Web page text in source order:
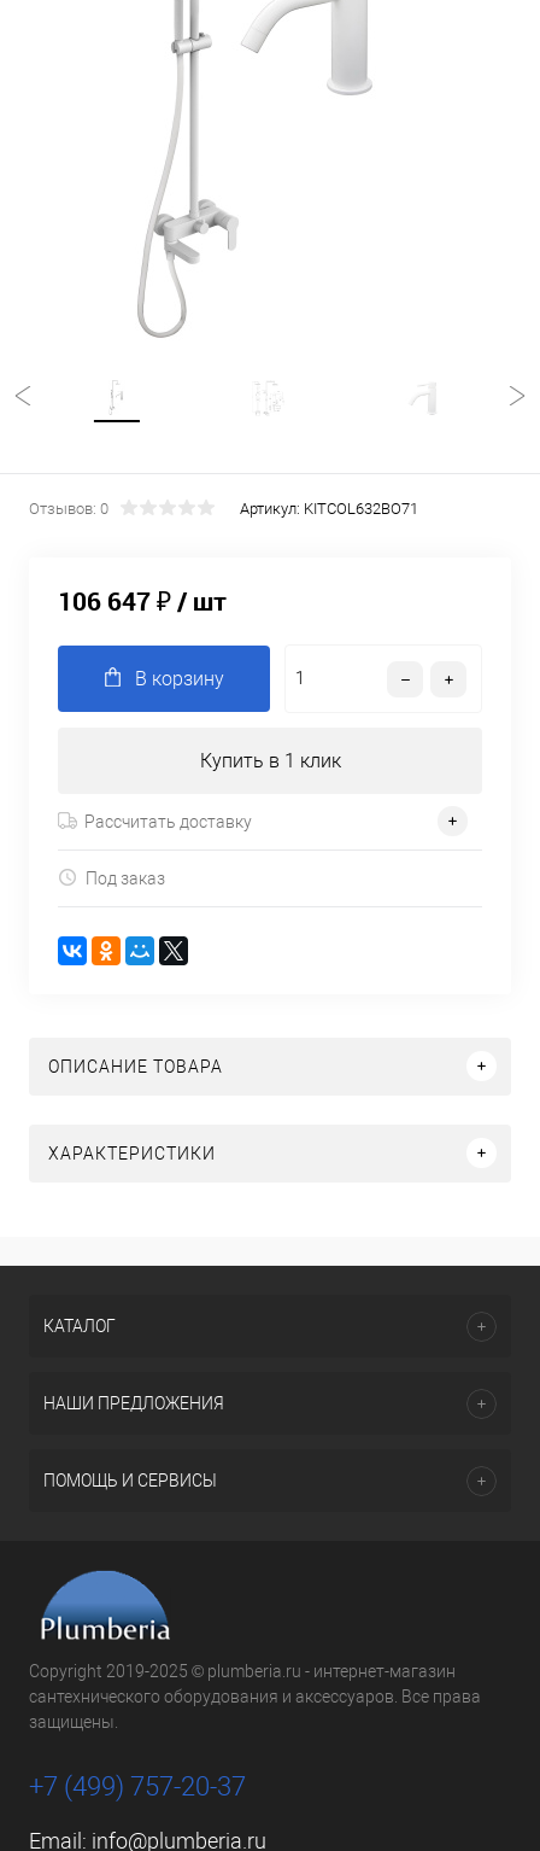
Отзывов: 0 Артикул: KITCOL632BO71
106 647 ₽/ шт
В корзину
Купить в 1 клик
Рассчитать доставку
Под заказ
ОПИСАНИЕ ТОВАРА
ХАРАКТЕРИСТИКИ
КАТАЛОГ
НАШИ ПРЕДЛОЖЕНИЯ
ПОМОЩЬ И СЕРВИСЫ
Copyright 2019-2025 © plumberia.ru - интернет-магазин
сантехнического оборудования и аксессуаров. Все права
защищены.
+7 (499) 757-20-37
Email: info@plumberia.ru